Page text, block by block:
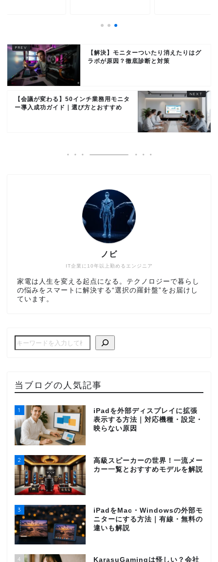
【解決】モニターついたり消えたりはグ
ラボが原因？徹底診断と対策
【会議が変わる】50インチ業務用モニタ
ー導入成功ガイド｜選び方とおすすめ
IT企業に10年以上勤めるエンジニア
ノビ
家電は人生を変える起点になる。テクノロジーで暮らし
の悩みをスマートに解決する“選択の羅針盤”をお届けし
ています。
当ブログの人気記事
1
iPadを外部ディスプレイに拡張
表示する方法｜対応機種・設定・
映らない原因
2
高級スピーカーの世界！一流メー
カー一覧とおすすめモデルを解説
3
iPadをMac・Windowsの外部モ
ニターにする方法｜有線・無料の
違いも解説
4
KarasuGamingは怪しい？会社